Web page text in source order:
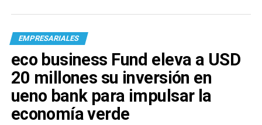
EMPRESARIALES
eco business Fund eleva a USD
20 millones su inversión en
ueno bank para impulsar la
economía verde